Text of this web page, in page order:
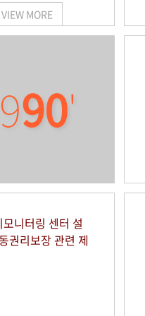
VIEW MORE
90'
니터링 센터 설
권리보장 관련 제